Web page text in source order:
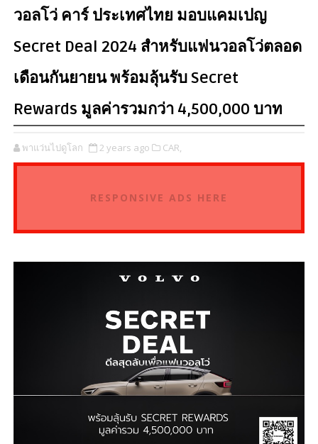
วอลโว่ คาร์ ประเทศไทย มอบแคมเปญ
Secret Deal 2024 สำหรับแฟนวอลโว่ตลอด
เดือนกันยายน พร้อมลุ้นรับ Secret
Rewards มูลค่ารวมกว่า 4,500,000 บาท
พาแว่นไปดูโลก 2 years ago CAR,
RESPONSIVE ADS HERE